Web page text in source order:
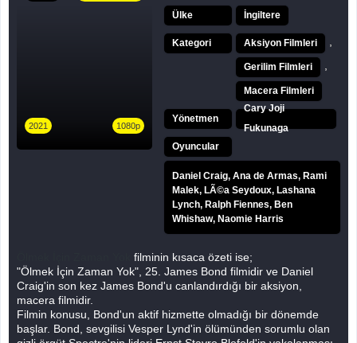
2021 1080p
Ülke İngiltere
Kategori Aksiyon Filmleri
Gerilim Filmleri
Macera Filmleri
Yönetmen
Cary Joji
Fukunaga
Oyuncular
Daniel Craig, Ana de Armas, Rami
Malek, LÃ©a Seydoux, Lashana
Lynch, Ralph Fiennes, Ben
Whishaw, Naomie Harris
filminin kısaca özeti ise;
"Ölmek İçin Zaman Yok", 25. James Bond filmidir ve Daniel
Craig'in son kez James Bond'u canlandırdığı bir aksiyon,
macera filmidir.
Filmin konusu, Bond'un aktif hizmette olmadığı bir dönemde
başlar. Bond, sevgilisi Vesper Lynd'in ölümünden sorumlu olan